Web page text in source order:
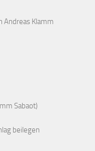
Andreas Klamm
Sabaot)
beilegen